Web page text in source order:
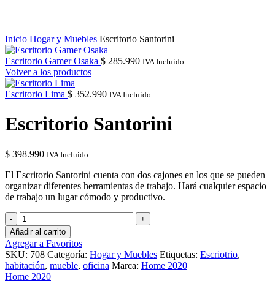
Inicio Hogar y Muebles Escritorio Santorini
Escritorio Gamer Osaka $ 285.990 IVA Incluido
Volver a los productos
Escritorio Lima $ 352.990 IVA Incluido
Escritorio Santorini
$ 398.990 IVA Incluido
El Escritorio Santorini cuenta con dos cajones en los que se pueden
organizar diferentes herramientas de trabajo. Hará cualquier espacio
de trabajo un lugar cómodo y productivo.
Escritorio
Santorini
cantidad
Añadir al carrito
Agregar a Favoritos
SKU: 708 Categoría: Hogar y Muebles Etiquetas: Escriotrio,
habitación, mueble, oficina Marca: Home 2020
Home 2020